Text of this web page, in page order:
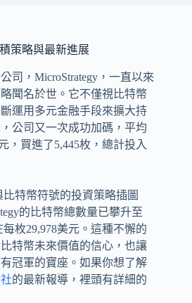
策略與最新進展
司，MicroStrategy，一直以來
聞名於世。它不僅視比特幣
運用多元金融手段來擴大持
公司又一次成功加碼，平均
，買進了5,445枚，總計投入
的比特幣總數量已攀升至
枚29,978美元。這種不懈的
特幣未來價值的信心，也讓
冠軍的寶座。如果你想了解
的最新報導，裡頭有詳細的